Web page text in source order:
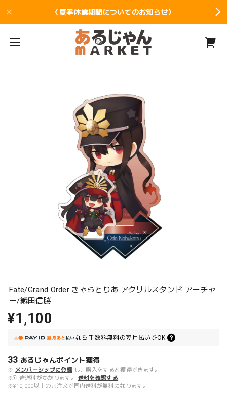
〈夏季休業期間についてのお知らせ〉
Fate/Grand Order きゃらとりあ アクリルスタンド アーチャ
ー/織田信勝
¥1,100
なら 手数料無料の翌月払いでOK
33 あるじゃんポイント獲得
※ メンバーシップに登録 し、購入をすると獲得できます。
※別途送料がかかります。
送料を確認する
※¥10,000以上のご注文で国内送料が無料になります。